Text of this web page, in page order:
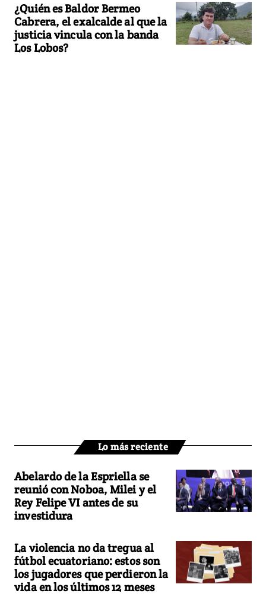
¿Quién es Baldor Bermeo
Cabrera, el exalcalde al que la
justicia vincula con la banda
Los Lobos?
Lo más reciente
Abelardo de la Espriella se
reunió con Noboa, Milei y el
Rey Felipe VI antes de su
investidura
La violencia no da tregua al
fútbol ecuatoriano: estos son
los jugadores que perdieron la
vida en los últimos 12 meses